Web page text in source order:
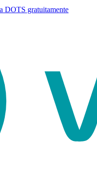
DOTS gratuitamente